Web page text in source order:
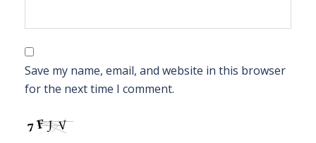
Save my name, email, and website in this browser
for the next time I comment.